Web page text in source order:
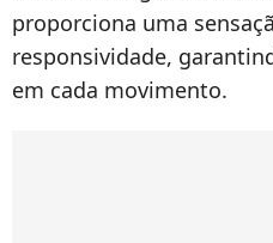
proporciona uma
responsividade,
em cada movimento.